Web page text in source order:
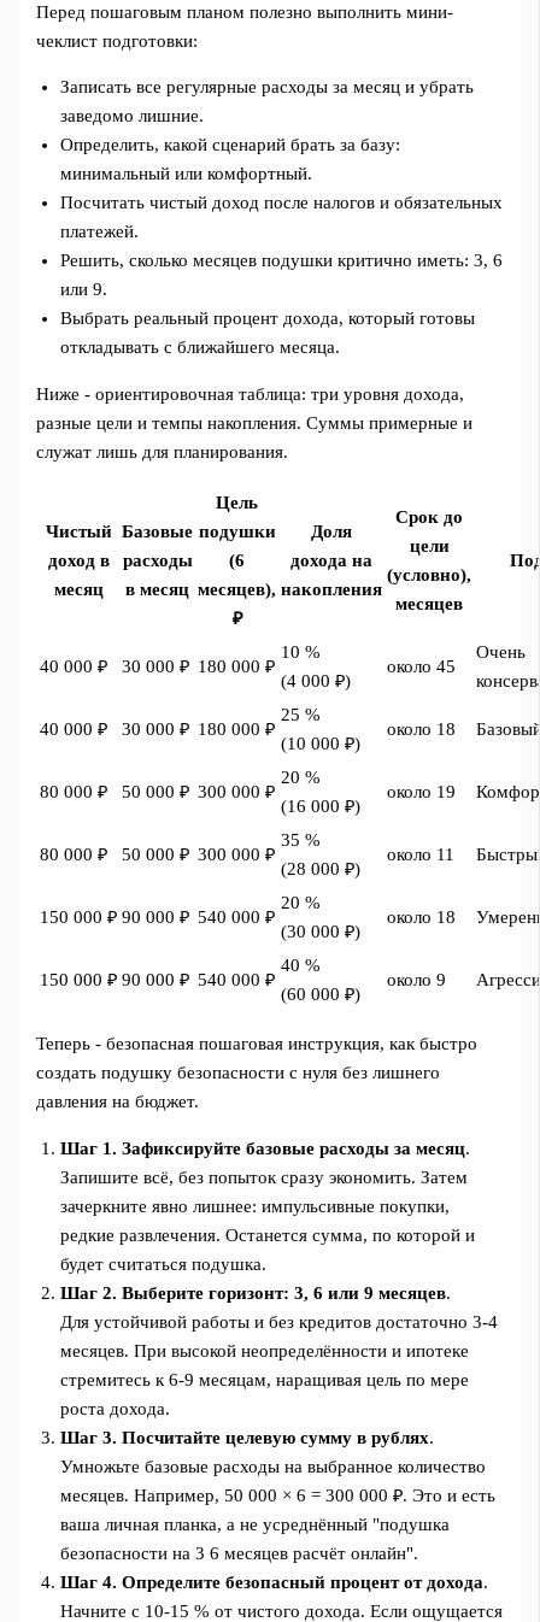
Перед пошаговым планом полезно выполнить мини-
чеклист подготовки:
Записать все регулярные расходы за месяц и убрать
заведомо лишние.
Определить, какой сценарий брать за базу:
минимальный или комфортный.
Посчитать чистый доход после налогов и обязательных
платежей.
Решить, сколько месяцев подушки критично иметь: 3, 6
или 9.
Выбрать реальный процент дохода, который готовы
откладывать с ближайшего месяца.
Ниже - ориентировочная таблица: три уровня дохода,
разные цели и темпы накопления. Суммы примерные и
служат лишь для планирования.
Чистый
доход в
месяц
Базовые
расходы
в месяц
Цель
подушки
(6
месяцев),
₽
Доля
дохода на
накопления
Срок до
цели
(условно),
месяцев
40 000 ₽ 30 000 ₽ 180 000 ₽
10 %
(4 000 ₽)
около 45
Очень
40 000 ₽ 30 000 ₽ 180 000 ₽
25 %
(10 000 ₽)
около 18
80 000 ₽ 50 000 ₽ 300 000 ₽
20 %
(16 000 ₽)
около 19
80 000 ₽ 50 000 ₽ 300 000 ₽
35 %
(28 000 ₽)
около 11
150 000 ₽ 90 000 ₽ 540 000 ₽
20 %
(30 000 ₽)
около 18
150 000 ₽ 90 000 ₽ 540 000 ₽
40 %
(60 000 ₽)
около 9
Теперь - безопасная пошаговая инструкция, как быстро
создать подушку безопасности с нуля без лишнего
давления на бюджет.
Шаг 1. Зафиксируйте базовые расходы за месяц.
Запишите всё, без попыток сразу экономить. Затем
зачеркните явно лишнее: импульсивные покупки,
редкие развлечения. Останется сумма, по которой и
будет считаться подушка.
Шаг 2. Выберите горизонт: 3, 6 или 9 месяцев.
Для устойчивой работы и без кредитов достаточно 3-4
месяцев. При высокой неопределённости и ипотеке
стремитесь к 6-9 месяцам, наращивая цель по мере
роста дохода.
Шаг 3. Посчитайте целевую сумму в рублях.
Умножьте базовые расходы на выбранное количество
месяцев. Например, 50 000 × 6 = 300 000 ₽. Это и есть
ваша личная планка, а не усреднённый "подушка
безопасности на 3 6 месяцев расчёт онлайн".
Шаг 4. Определите безопасный процент от дохода.
Начните с 10-15 % от чистого дохода. Если ощущается